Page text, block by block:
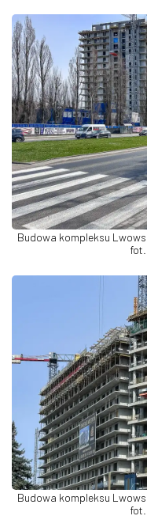
Budowa kompleksu
Budowa kompleksu